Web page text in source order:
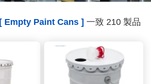
[ Empty Paint Cans ] 一致 210 製品